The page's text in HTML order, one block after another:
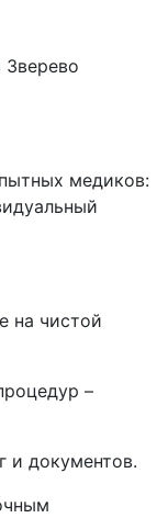
Зверево
медиков:
на чистой
–
и документов.